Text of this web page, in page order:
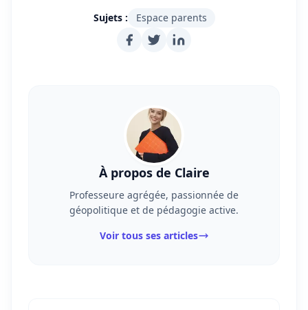
Sujets : Espace parents
À propos de Claire
Professeure agrégée, passionnée de
géopolitique et de pédagogie active.
Voir tous ses articles